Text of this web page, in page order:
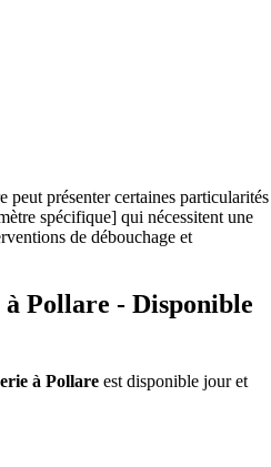
peut présenter certaines particularités
spécifique] qui nécessitent une
de débouchage et
Pollare - Disponible
à Pollare est disponible jour et